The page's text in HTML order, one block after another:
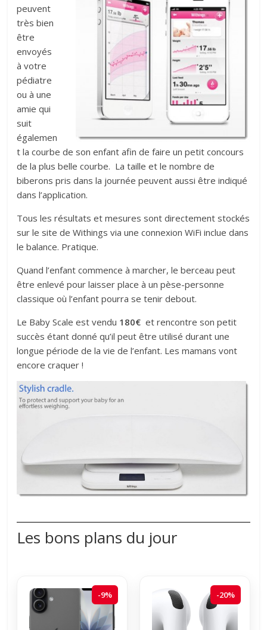
peuvent
très bien
être
envoyés
à votre
pédiatre
ou à une
amie qui
suit
égalemen
t la courbe de son enfant afin de faire un petit concours
de la plus belle courbe. La taille et le nombre de
biberons pris dans la journée peuvent aussi être indiqué
dans l’application.
Tous les résultats et mesures sont directement stockés
sur le site de Withings via une connexion WiFi inclue dans
le balance. Pratique.
Quand l’enfant commence à marcher, le berceau peut
être enlevé pour laisser place à un pèse-personne
classique où l’enfant pourra se tenir debout.
Le Baby Scale est vendu 180€ et rencontre son petit
succès étant donné qu’il peut être utilisé durant une
longue période de la vie de l’enfant. Les mamans vont
encore craquer !
Les bons plans du jour
-9% -20%